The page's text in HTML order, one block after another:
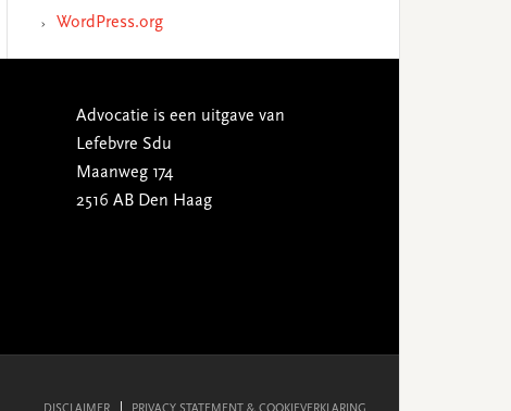
WordPress.org
Advocatie is een uitgave van
Lefebvre Sdu
Maanweg 174
2516 AB Den Haag